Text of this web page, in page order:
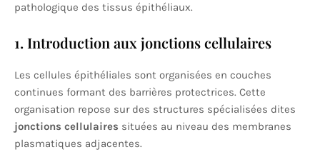
pathologique des tissus épithéliaux.
1. Introduction aux jonctions cellulaires
Les cellules épithéliales sont organisées en couches
continues formant des barrières protectrices. Cette
organisation repose sur des structures spécialisées dites
jonctions cellulaires situées au niveau des membranes
plasmatiques adjacentes.